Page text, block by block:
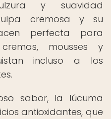
y suavidad
cremosa y su
perfecta para
mousses y
incluso a los
sabor, la lúcuma
antioxidantes, que